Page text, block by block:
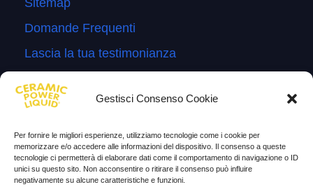
Gestisci Consenso Cookie
Per fornire le migliori esperienze, utilizziamo tecnologie come i cookie per
memorizzare e/o accedere alle informazioni del dispositivo. Il consenso a queste
tecnologie ci permetterà di elaborare dati come il comportamento di navigazione o ID
unici su questo sito. Non acconsentire o ritirare il consenso può influire
negativamente su alcune caratteristiche e funzioni.
Sitemap
Domande Frequenti
Lascia la tua testimonianza
TESTIMONIANZE
Molto soddisfatti
Risparmio di carburante